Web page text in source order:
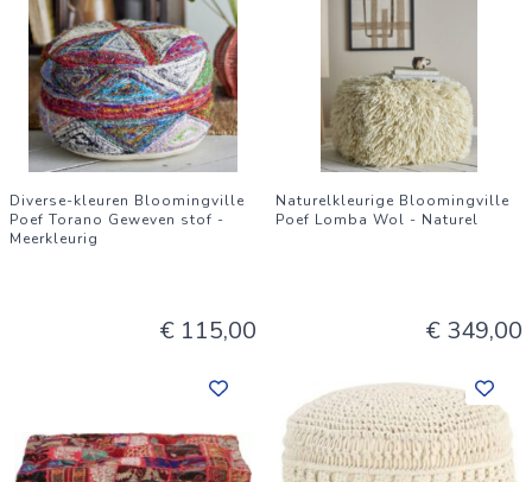
Diverse-kleuren Bloomingville
Poef Torano Geweven stof -
Meerkleurig
€ 115,00
Naturelkleurige Bloomingville
Poef Lomba Wol - Naturel
€ 349,00